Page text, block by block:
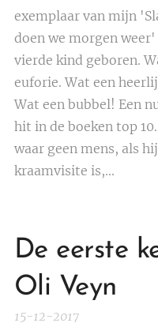
exemplaar van mijn
doen we morgen
vierde kind geboren.
euforie. Wat een
Wat een bubbel! Een
hit in de boeken top
waar geen mens, als
kraamvisite is,...
De eerste
Oli Veyn
15-12-2017